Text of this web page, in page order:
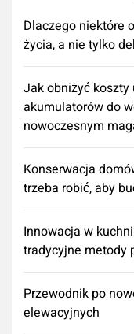
Dlaczego niektóre
życia, a nie tylko
Jak obniżyć
akumulatorów do
nowoczesnym
Konserwacja
trzeba robić, aby
Innowacja w
tradycyjne metody
Przewodnik po
elewacyjnych